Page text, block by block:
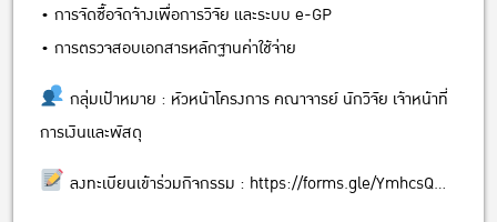
• การจัดซื้อจัดจ้างเพื่อการวิจัย และระบบ e-GP
• การตรวจสอบเอกสารหลักฐานค่าใช้จ่าย
กลุ่มเป้าหมาย : หัวหน้าโครงการ คณาจารย์ นักวิจัย เจ้าหน้าที่
การเงินและพัสดุ
ลงทะเบียนเข้าร่วมกิจกรรม : https://forms.gle/YmhcsQ…